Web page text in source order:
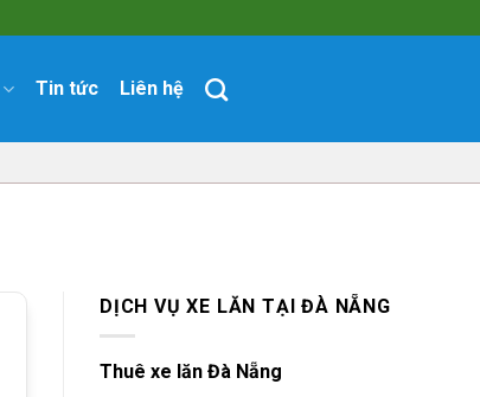
Tin tức Liên hệ
DỊCH VỤ XE LĂN TẠI ĐÀ NẴNG
Thuê xe lăn Đà Nẵng